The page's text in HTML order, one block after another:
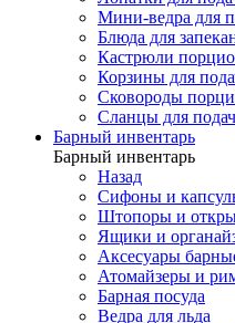
Мини-ведра для
Блюда для
Кастрюли
Корзины для
Сковороды
Сланцы для
Барный инвентарь
Барный инвентарь
Назад
Сифоны и
Штопоры и
Ящики и
Аксесуары
Атомайзеры и
Барная посуда
Ведра для льда